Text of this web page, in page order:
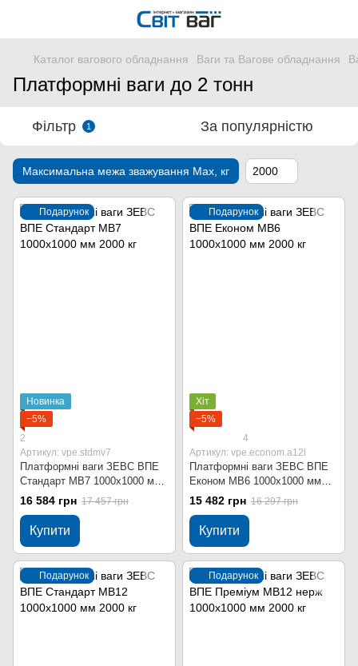
Каталог вагового обладнання Ваги та Вагове обладнання
Платформні ваги до 2 тонн
Фільтр 1 За популярністю
Максимальна межа зважування Мах, кг 2000
Подарунок
Новинка
−5%
2
Артикул: vpe.stdmv7
Платформні ваги ЗЕВС ВПЕ
Стандарт МВ7 1000x1000 мм
2000 кг
16 584 грн 17 457 грн
Купити
Подарунок
Хіт
−5%
4
Артикул: vpe.econom.a12l
Платформні ваги ЗЕВС ВПЕ
Економ МВ6 1000x1000 мм
2000 кг
15 482 грн 16 297 грн
Купити
Подарунок Подарунок